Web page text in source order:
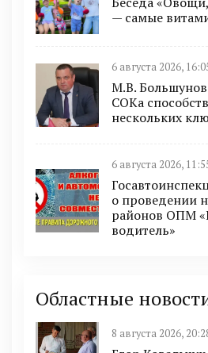
— самые
6 августа 2026,
М.В.
СОКа
нескольких
6 августа 2026,
о проведении
районов ОПМ
водитель»
Областные
8 августа 2026,